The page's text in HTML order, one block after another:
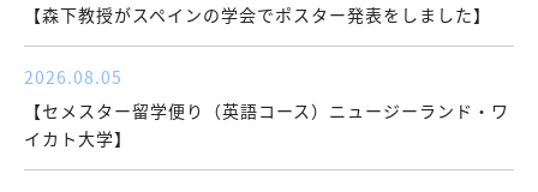
【森下教授がスペインの学会でポスター発表をしました】
2026.08.05
【セメスター留学便り（英語コース）ニュージーランド・ワ
イカト大学】